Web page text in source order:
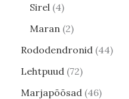
Sirel 4
Maran 2
Rododendronid 44
Lehtpuud 72
Marjapõõsad 46